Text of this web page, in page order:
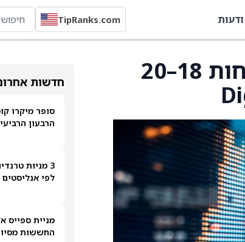
TipRanks.com
חדשות
סופר מיקרו
3 מניות
לפי אנליסטים – 8/6/
החששות
וולס פארגו: סופטבנק תצטרך להציע לפחות 18–20